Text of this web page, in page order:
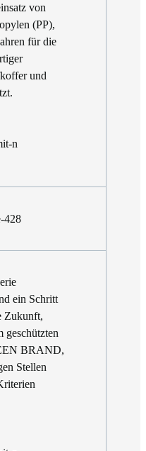
von
(PP),
für die
und
ein Schritt
Zukunft,
geschützten
BRAND,
Stellen